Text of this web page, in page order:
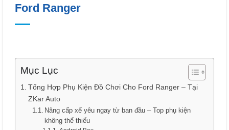
Ford Ranger
Mục Lục
Tổng Hợp Phụ Kiện Đồ Chơi Cho Ford Ranger – Tại
ZKar Auto
Nâng cấp xế yêu ngay từ ban đầu – Top phụ kiện
không thể thiếu